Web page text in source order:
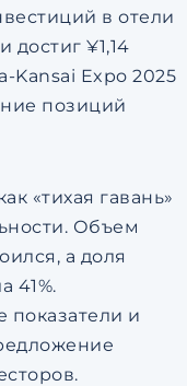
в отели
достиг ¥1,14
Kansai Expo 2025
позиций
«тихая гавань»
Объем
а доля
41%.
показатели и